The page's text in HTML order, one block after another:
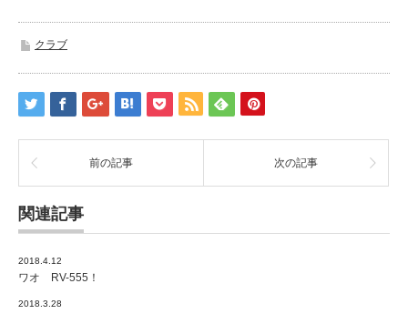
クラブ
前の記事 次の記事
関連記事
2018.4.12
ワオ RV-555！
2018.3.28